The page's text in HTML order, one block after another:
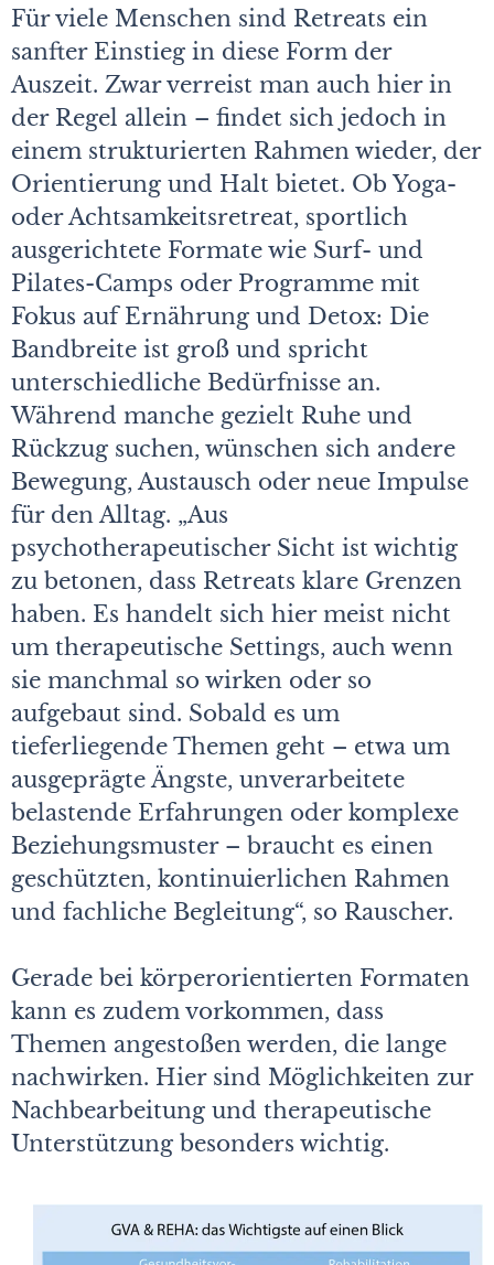
Für viele Menschen sind Retreats ein
sanfter Einstieg in diese Form der
Auszeit. Zwar verreist man auch hier in
der Regel allein – findet sich jedoch in
einem strukturierten Rahmen wieder, der
Orientierung und Halt bietet. Ob Yoga-
oder Achtsamkeitsretreat, sportlich
ausgerichtete Formate wie Surf- und
Pilates-Camps oder Programme mit
Fokus auf Ernährung und Detox: Die
Bandbreite ist groß und spricht
unterschiedliche Bedürfnisse an.
Während manche gezielt Ruhe und
Rückzug suchen, wünschen sich andere
Bewegung, Austausch oder neue Impulse
für den Alltag. „Aus
psychotherapeutischer Sicht ist wichtig
zu betonen, dass Retreats klare Grenzen
haben. Es handelt sich hier meist nicht
um therapeutische Settings, auch wenn
sie manchmal so wirken oder so
aufgebaut sind. Sobald es um
tieferliegende Themen geht – etwa um
ausgeprägte Ängste, unverarbeitete
belastende Erfahrungen oder komplexe
Beziehungsmuster – braucht es einen
geschützten, kontinuierlichen Rahmen
und fachliche Begleitung“, so Rauscher.
Gerade bei körperorientierten Formaten
kann es zudem vorkommen, dass
Themen angestoßen werden, die lange
nachwirken. Hier sind Möglichkeiten zur
Nachbearbeitung und therapeutische
Unterstützung besonders wichtig.